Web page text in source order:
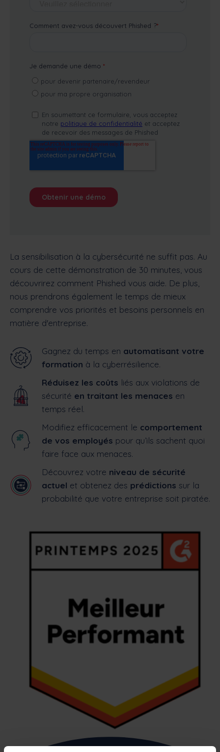
La sensibilisation à la cybersécurité ne suffit pas. Au
cours de cette démonstration de 30 minutes, vous
découvrirez comment Phished vous aide. De plus,
nous prendrons également le temps de mieux
comprendre vos priorités et besoins personnels en
matière d'entreprise.
Gagnez du temps en automatisant votre
formation à la cyberrésilience.
Réduisez les coûts liés aux violations de
sécurité en traitant les menaces en
temps réel.
Modifiez efficacement le comportement
de vos employés pour qu’ils sachent quoi
faire face aux menaces.
Découvrez votre niveau de sécurité
actuel et obtenez des prédictions sur la
probabilité que votre entreprise soit piratée.